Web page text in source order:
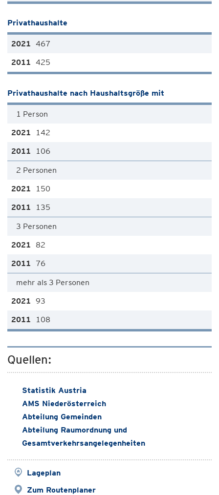
Privathaushalte
467
425
Privathaushalte nach Haushaltsgröße mit
1 Person
142
106
2 Personen
150
135
3 Personen
82
76
mehr als 3 Personen
93
108
Quellen:
Statistik Austria
AMS Niederösterreich
Abteilung Gemeinden
Abteilung Raumordnung und
Gesamtverkehrsangelegenheiten
Lageplan
Zum Routenplaner